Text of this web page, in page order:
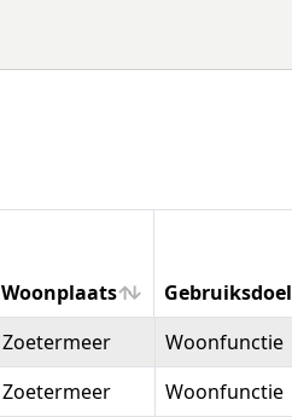
Woonplaats Gebruiksdoel
Woonplaats Gebruiksdoel
Zoetermeer Woonfunctie
Zoetermeer Woonfunctie